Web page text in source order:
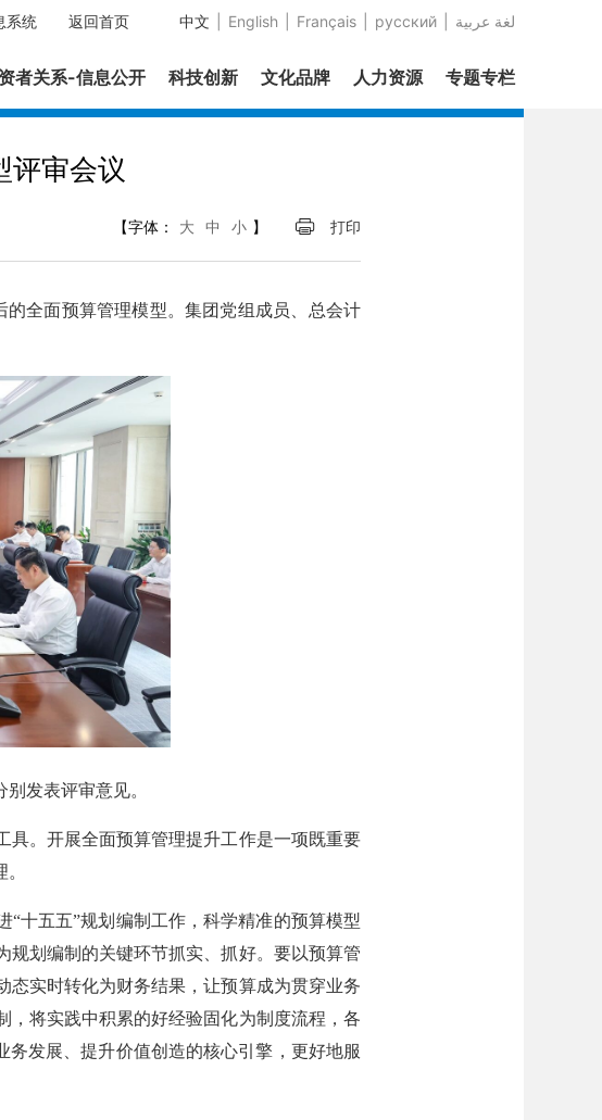
中文 English Français русский عربية‎ لغة 返回首页
系统
者关系-信息公开 科技创新 文化品牌 人力资源 专题专栏
评审会议
【字体： 大 中 小 】 打印
全面预算管理模型。集团党组成员、总会计
发表评审意见。
。开展全面预算管理提升工作是一项既重要
五五”规划编制工作，科学精准的预算模型
划编制的关键环节抓实、抓好。要以预算管
实时转化为财务结果，让预算成为贯穿业务
将实践中积累的好经验固化为制度流程，各
发展、提升价值创造的核心引擎，更好地服